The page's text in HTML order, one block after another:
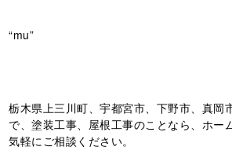
“mu”
栃木県上三川町、宇都宮市、下野市、真岡
で、塗装工事、屋根工事のことなら、ホー
気軽にご相談ください。